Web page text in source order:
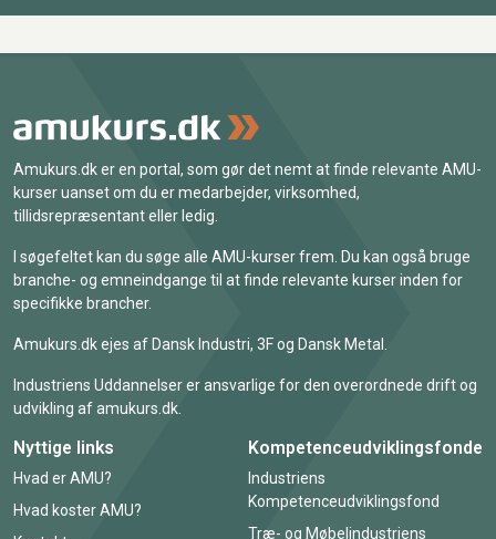
Amukurs.dk er en portal, som gør det nemt at finde relevante AMU-
kurser uanset om du er medarbejder, virksomhed,
tillidsrepræsentant eller ledig.
I søgefeltet kan du søge alle AMU-kurser frem. Du kan også bruge
branche- og emneindgange til at finde relevante kurser inden for
specifikke brancher.
Amukurs.dk ejes af Dansk Industri, 3F og Dansk Metal.
Industriens Uddannelser er ansvarlige for den overordnede drift og
udvikling af amukurs.dk.
Nyttige links
Hvad er AMU?
Hvad koster AMU?
Kompetenceudviklingsfonde
Industriens
Kompetenceudviklingsfond
Træ- og Møbelindustriens